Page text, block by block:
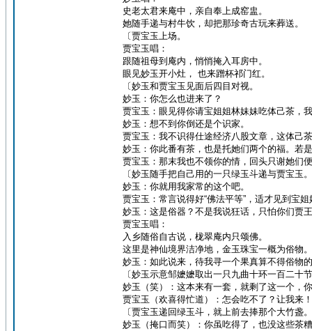
史老太君来庵中，亲自奉上成窑盅。
她随手递与村牛饮，却把那珍奇古玩来葬送。
〔贾宝玉上场。
贾宝玉唱：
跟随祖母到庵内，悄悄掩入耳房中。
眼见妙玉开小灶， 也来蹭杯祁门红。
〔妙玉和贾宝玉见面后四目对视。
妙玉：你怎么也进来了？
贾宝玉：眼见得你请宝姐姐林妹妹吃体己茶，
妙玉：想不到你倒还是个识家。
贾宝玉：我不识得仕途经济八股文章，这体
妙玉：你此番有茶，也是托她们两个的福。若
贾宝玉：那末我也不领你的情，回头只谢她们
〔妙玉随手把自己用的一只绿玉斗递与贾宝玉。
妙玉：你就用我家常的这个吧。
贾宝玉：常言说得好“佛法平等”，适才见到宝
妙玉：这是俗器？不是我说狂话，只怕你们贾
贾宝玉唱：
入乡随俗自古说，栊翠庵内只颂佛。
这里是神仙境界洁净地，金玉珠宝一概为俗物。
妙玉：如此说来，待我寻一个果真算不得俗物
〔妙玉示意邹嬷嬷取出一只九曲十环一百二十
妙玉（笑）：这本来有一套，就剩了这一个，
贾宝玉（欢喜得忙道）：怎会吃不了？让我来！
〔贾宝玉递回绿玉斗，就上前去捧那个大竹盏。
妙玉（掩口而笑）：你虽吃得了，也没这些茶